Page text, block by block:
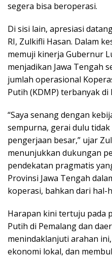
segera bisa beroperasi.
Di sisi lain, apresiasi
RI, Zulkifli Hasan. Dalam
memuji kinerja Gubernur
menjadikan Jawa Tengah
jumlah operasional
Putih (KDMP) terbanyak di
“Saya senang dengan
sempurna, gerai dulu
pengerjaan besar,” ujar
menunjukkan dukungan
pendekatan pragmatis
Provinsi Jawa Tengah
koperasi, bahkan dari hal-
Harapan kini tertuju pada
Putih di Pemalang dan
menindaklanjuti arahan
ekonomi lokal, dan